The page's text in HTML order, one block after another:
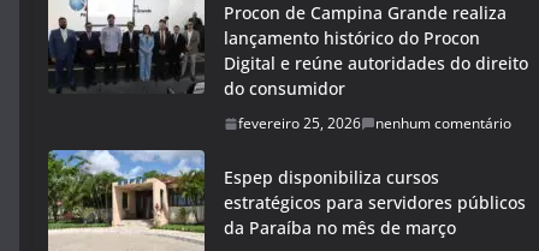
Procon de Campina Grande realiza
lançamento histórico do Procon
Digital e reúne autoridades do direito
do consumidor
fevereiro 25, 2026 nenhum comentário
Espep disponibiliza cursos
estratégicos para servidores públicos
da Paraíba no mês de março